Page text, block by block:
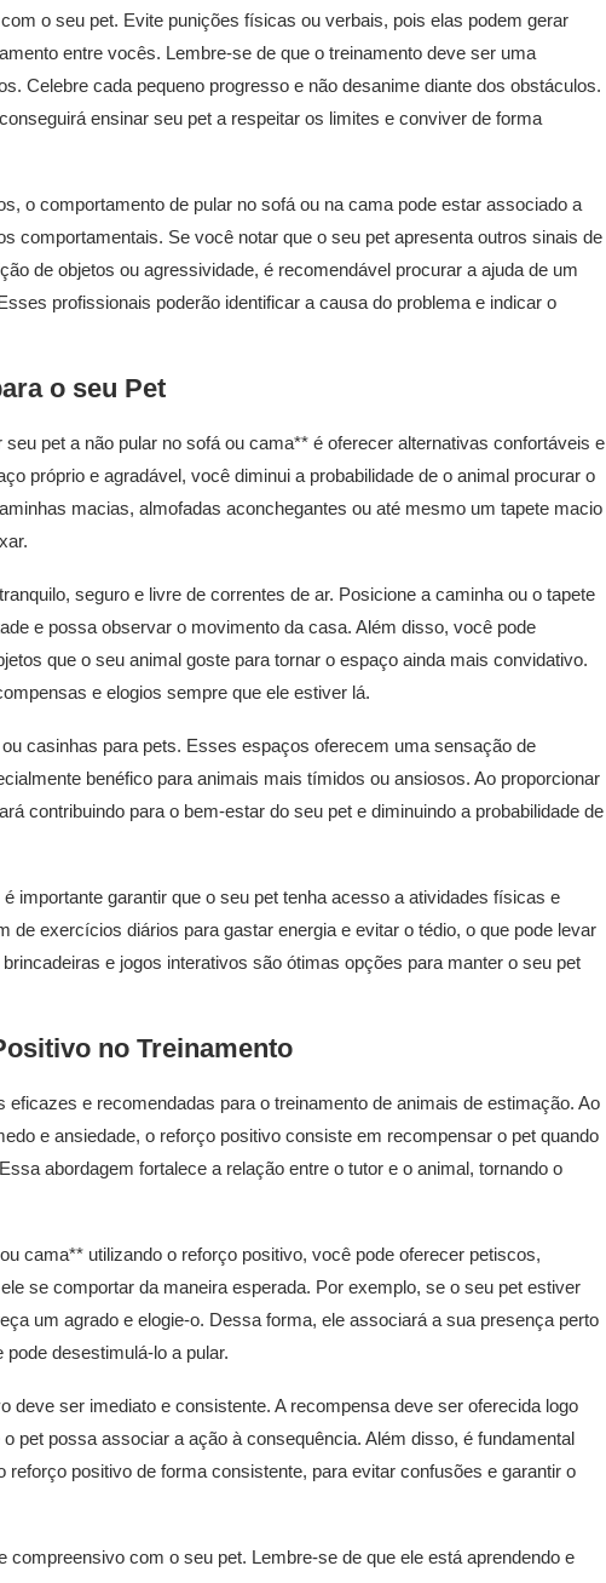
o seu pet. Evite punições físicas ou verbais, pois elas podem gerar
entre vocês. Lembre-se de que o treinamento deve ser uma
Celebre cada pequeno progresso e não desanime diante dos obstáculos.
ensinar seu pet a respeitar os limites e conviver de forma
o comportamento de pular no sofá ou na cama pode estar associado a
comportamentais. Se você notar que o seu pet apresenta outros sinais de
de objetos ou agressividade, é recomendável procurar a ajuda de um
profissionais poderão identificar a causa do problema e indicar o
o seu Pet
pet a não pular no sofá ou cama** é oferecer alternativas confortáveis e
próprio e agradável, você diminui a probabilidade de o animal procurar o
macias, almofadas aconchegantes ou até mesmo um tapete macio
seguro e livre de correntes de ar. Posicione a caminha ou o tapete
e possa observar o movimento da casa. Além disso, você pode
que o seu animal goste para tornar o espaço ainda mais convidativo.
e elogios sempre que ele estiver lá.
casinhas para pets. Esses espaços oferecem uma sensação de
benéfico para animais mais tímidos ou ansiosos. Ao proporcionar
contribuindo para o bem-estar do seu pet e diminuindo a probabilidade de
importante garantir que o seu pet tenha acesso a atividades físicas e
de exercícios diários para gastar energia e evitar o tédio, o que pode levar
e jogos interativos são ótimas opções para manter o seu pet
no Treinamento
e recomendadas para o treinamento de animais de estimação. Ao
e ansiedade, o reforço positivo consiste em recompensar o pet quando
abordagem fortalece a relação entre o tutor e o animal, tornando o
cama** utilizando o reforço positivo, você pode oferecer petiscos,
se comportar da maneira esperada. Por exemplo, se o seu pet estiver
um agrado e elogie-o. Dessa forma, ele associará a sua presença perto
desestimulá-lo a pular.
deve ser imediato e consistente. A recompensa deve ser oferecida logo
pet possa associar a ação à consequência. Além disso, é fundamental
positivo de forma consistente, para evitar confusões e garantir o
compreensivo com o seu pet. Lembre-se de que ele está aprendendo e